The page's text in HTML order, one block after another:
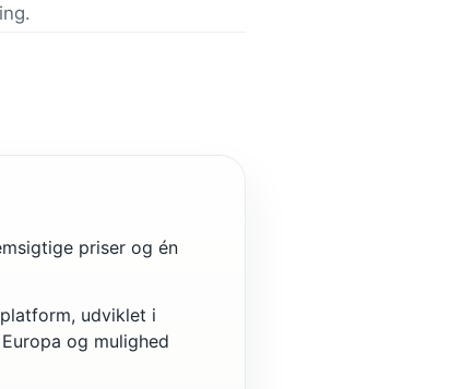
priser og én
udviklet i
og mulighed